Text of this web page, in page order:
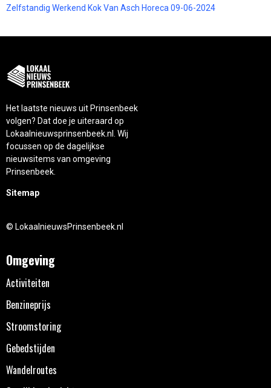
Zelfstandig Werkend Kok Van Asch Horeca 09-06-2024
Het laatste nieuws uit Prinsenbeek
volgen? Dat doe je uiteraard op
Lokaalnieuwsprinsenbeek.nl. Wij
focussen op de dagelijkse
nieuwsitems van omgeving
Prinsenbeek.
Sitemap
© LokaalnieuwsPrinsenbeek.nl
Omgeving
Activiteiten
Benzineprijs
Stroomstoring
Gebedstijden
Wandelroutes